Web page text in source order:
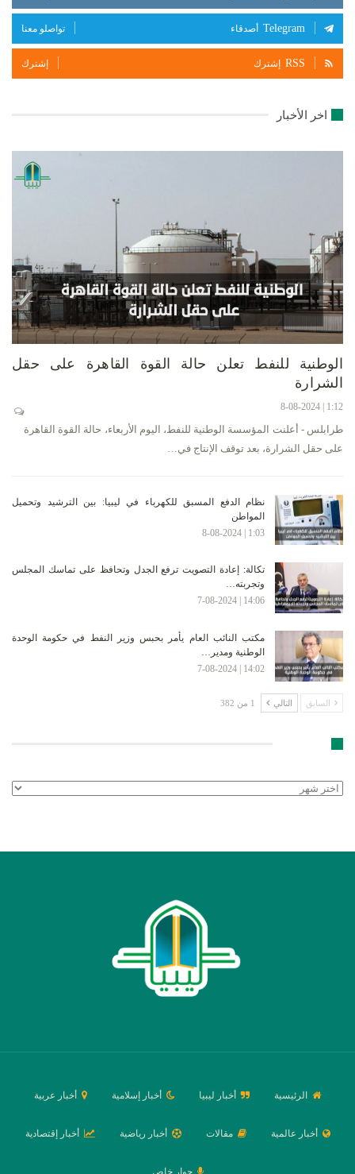
Telegram أصدقاء تواصلو معنا
RSS إشترك إشترك
اخر الأخبار
الوطنية للنفط تعلن حالة القوة القاهرة على حقل
الشرارة
1:12 | 8-08-2024
طرابلس - أعلنت المؤسسة الوطنية للنفط، اليوم الأربعاء، حالة القوة القاهرة
على حقل الشرارة، بعد توقف الإنتاج في…
نظام الدفع المسبق للكهرباء في ليبيا: بين الترشيد وتحميل
المواطن
1:03 | 8-08-2024
تكالة: إعادة التصويت ترفع الجدل وتحافظ على تماسك المجلس
وتجربته…
14:06 | 7-08-2024
مكتب النائب العام يأمر بحبس وزير النفط في حكومة الوحدة
الوطنية ومدير…
14:02 | 7-08-2024
السابق التالي 1 من 382
الأرشيف
الرئيسية أخبار ليبيا أخبار إسلامية أخبار عربية
أخبار عالمية مقالات أخبار رياضية أخبار إقتصادية